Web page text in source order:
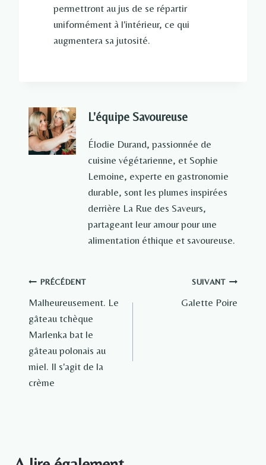
permettront au jus de se répartir
uniformément à l'intérieur, ce qui
augmentera sa jutosité.
L'équipe Savoureuse
Élodie Durand, passionnée de
cuisine végétarienne, et Sophie
Lemoine, experte en gastronomie
durable, sont les plumes inspirées
derrière La Rue des Saveurs,
partageant leur amour pour une
alimentation éthique et savoureuse.
Navigation
de
l’article
PRÉCÉDENT
Malheureusement. Le
gâteau tchèque
Marlenka bat le
gâteau polonais au
miel. Il s'agit de la
crème
SUIVANT
Galette Poire